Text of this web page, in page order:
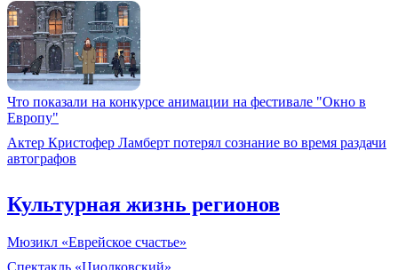
Что показали на конкурсе анимации на фестивале "Окно в
Европу"
Актер Кристофер Ламберт потерял сознание во время раздачи
автографов
Культурная жизнь регионов
Мюзикл «Еврейское счастье»